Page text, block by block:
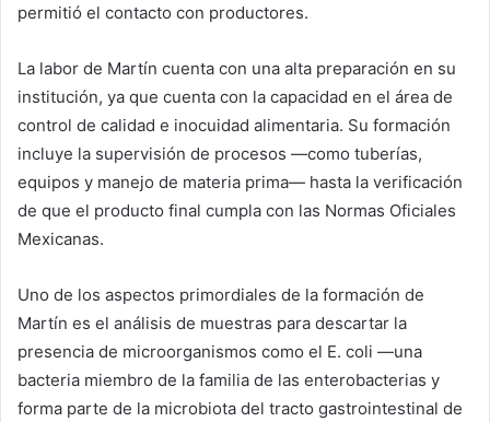
permitió el contacto con productores.
La labor de Martín cuenta con una alta preparación en su
institución, ya que cuenta con la capacidad en el área de
control de calidad e inocuidad alimentaria. Su formación
incluye la supervisión de procesos —como tuberías,
equipos y manejo de materia prima— hasta la verificación
de que el producto final cumpla con las Normas Oficiales
Mexicanas.
Uno de los aspectos primordiales de la formación de
Martín es el análisis de muestras para descartar la
presencia de microorganismos como el E. coli —una
bacteria miembro de la familia de las enterobacterias y
forma parte de la microbiota del tracto gastrointestinal de